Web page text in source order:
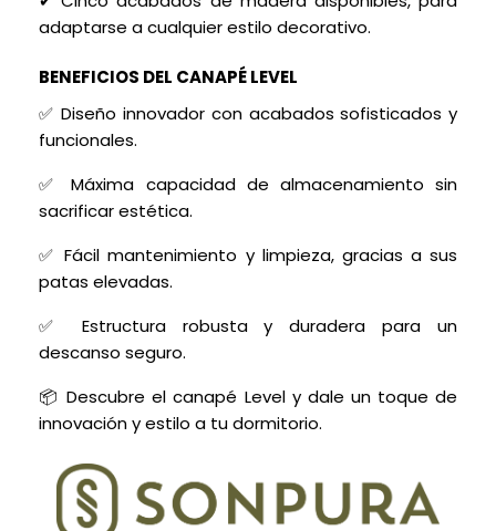
adaptarse a cualquier estilo decorativo.
BENEFICIOS DEL CANAPÉ LEVEL
✅ Diseño innovador con acabados sofisticados y
funcionales.
✅ Máxima capacidad de almacenamiento sin
sacrificar estética.
✅ Fácil mantenimiento y limpieza, gracias a sus
patas elevadas.
✅ Estructura robusta y duradera para un
descanso seguro.
📦 Descubre el canapé Level y dale un toque de
innovación y estilo a tu dormitorio.